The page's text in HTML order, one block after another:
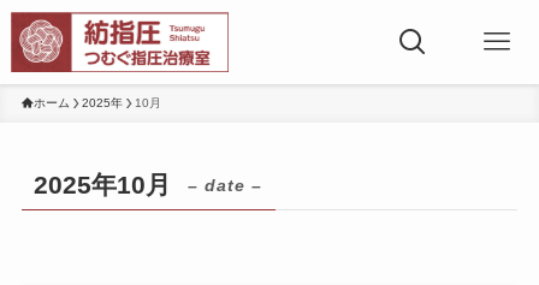
ホーム 2025年 10月
2025年10月 – date –